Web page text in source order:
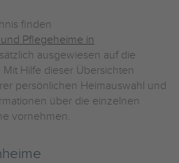
finden
Pflegeheime in
ausgewiesen auf die
Hilfe dieser Übersichten
persönlichen Heimauswahl und
über die einzelnen
vornehmen.